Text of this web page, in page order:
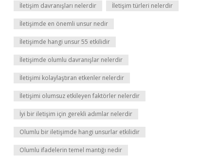
İletişim davranışları nelerdir İletişim türleri nelerdir
İletişimde en önemli unsur nedir
İletişimde hangi unsur 55 etkilidir
İletişimde olumlu davranışlar nelerdir
İletişimi kolaylaştıran etkenler nelerdir
İletişimi olumsuz etkileyen faktörler nelerdir
İyi bir iletişim için gerekli adımlar nelerdir
Olumlu bir iletişimde hangi unsurlar etkilidir
Olumlu ifadelerin temel mantığı nedir